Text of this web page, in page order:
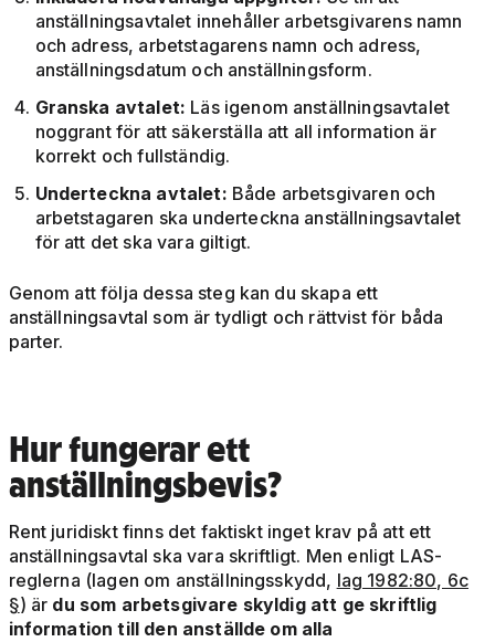
anställningsavtalet innehåller arbetsgivarens namn
och adress, arbetstagarens namn och adress,
anställningsdatum och anställningsform.
Granska avtalet: Läs igenom anställningsavtalet
noggrant för att säkerställa att all information är
korrekt och fullständig.
Underteckna avtalet: Både arbetsgivaren och
arbetstagaren ska underteckna anställningsavtalet
för att det ska vara giltigt.
Genom att följa dessa steg kan du skapa ett
anställningsavtal som är tydligt och rättvist för båda
parter.
Hur fungerar ett
anställningsbevis?
Rent juridiskt finns det faktiskt inget krav på att ett
anställningsavtal ska vara skriftligt. Men enligt LAS-
reglerna (lagen om anställningsskydd, lag 1982:80, 6c
§) är du som arbetsgivare skyldig att ge skriftlig
information till den anställde om alla